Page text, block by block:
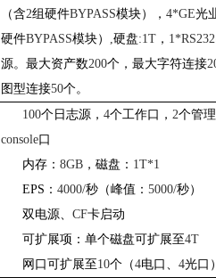
（含2组硬件BYPASS模块），4*GE光
硬件BYPASS模块） ,硬盘:1T ， 1*RS232
源。最大资产数200个，最大字符连接
图型连接50个。
100个日志源，4个工作口，2个管理
console口
内存：8GB ，磁盘： 1T*1
EPS：4000/秒（峰值：5000/秒）
双电源、CF卡启动
可扩展项：单个磁盘可扩展至4T
网口可扩展至 10个（4电口、4光口）